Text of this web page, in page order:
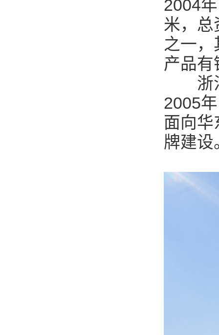
2004
米，总
之一
产品有
浙江
2005
面向华
牌建设